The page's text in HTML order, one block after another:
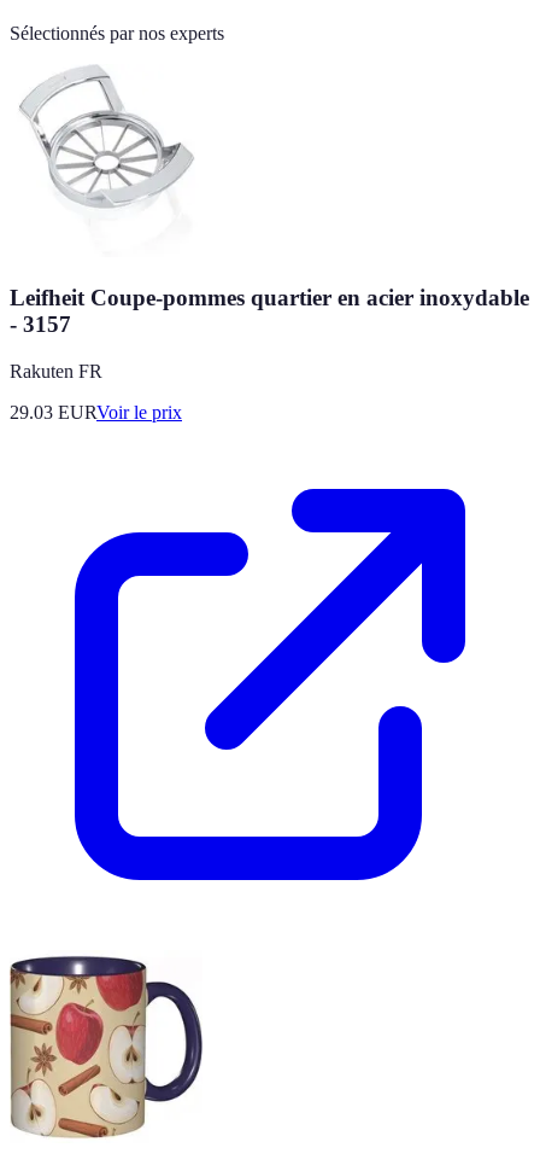
Sélectionnés par nos experts
Leifheit Coupe-pommes quartier en acier inoxydable
- 3157
Rakuten FR
29.03 EURVoir le prix